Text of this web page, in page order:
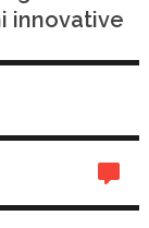
innovative